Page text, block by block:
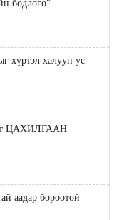
бодлого"
хүртэл халуун ус
ЦАХИЛГААН
аадар бороотой